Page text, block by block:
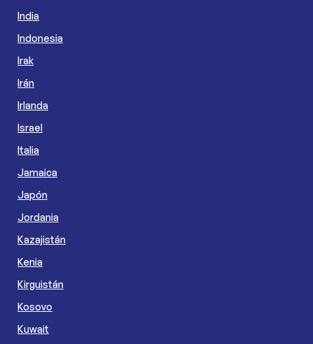
India
Indonesia
Irak
Irán
Irlanda
Israel
Italia
Jamaica
Japón
Jordania
Kazajistán
Kenia
Kirguistán
Kosovo
Kuwait